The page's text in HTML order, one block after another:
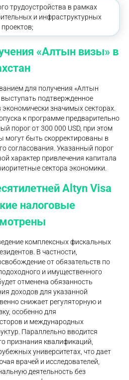
трудоустройства в рамках
и инфраструктурных
проектов;
«Алтын визы» в
для получения «Алтын
подтвержденное
экономически значимых секторах.
к программе предварительно
порог от 300 000 USD, при этом
могут быть скорректированы в
согласования. Указанный порог
характер привлечения капитала
сектора экономики.
Altyn Visa
налоговые
комплексных фискальных
В частности,
от обязательств по
и имущественного
отменена обязанность
доходов для указанной
снижает регуляторную и
особенно для
и международных
Параллельно вводится
признания квалификаций,
университетах, что дает
врачей и исследователей,
деятельность без